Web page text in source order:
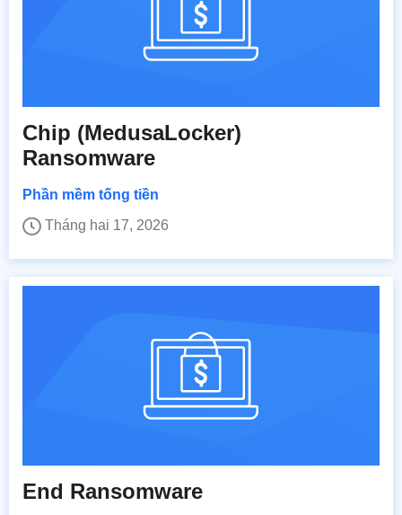
Chip (MedusaLocker)
Ransomware
Phần mềm tống tiền
Tháng hai 17, 2026
End Ransomware